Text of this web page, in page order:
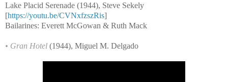
Lake Placid Serenade (1944), Steve Sekely
[https://youtu.be/CVNxfzszRis]
Bailarines: Everett McGowan & Ruth Mack
• Gran Hotel (1944), Miguel M. Delgado